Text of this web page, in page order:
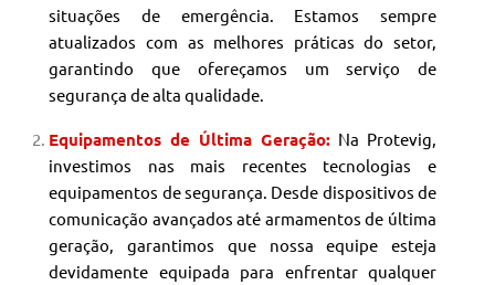
situações de emergência. Estamos sempre
atualizados com as melhores práticas do setor,
garantindo que ofereçamos um serviço de
segurança de alta qualidade.
Equipamentos de Última Geração: Na Protevig,
investimos nas mais recentes tecnologias e
equipamentos de segurança. Desde dispositivos de
comunicação avançados até armamentos de última
geração, garantimos que nossa equipe esteja
devidamente equipada para enfrentar qualquer